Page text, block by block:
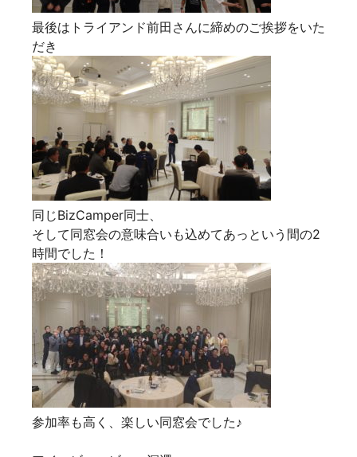
最後はトライアンド前田さんに締めのご挨拶をいた
だき
同じBizCamper同士、
そして同窓会の意味合いも込めてあっという間の2
時間でした！
参加率も高く、楽しい同窓会でした♪